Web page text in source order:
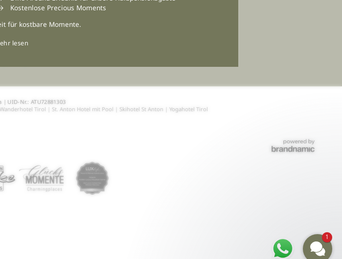
0 info@ arpuria.
| UID-Nr.: ATU72881303
Wanderhotel Tirol | St. Anton Hotel mit Pool | Skihotel St Anton | Yogahotel Tirol
Kostenlose Precious Moments
für kostbare Momente.
lesen
1